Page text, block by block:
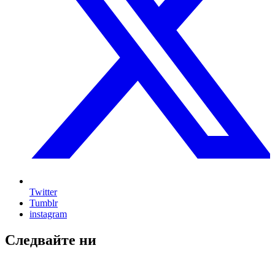
Twitter
Tumblr
instagram
Следвайте ни